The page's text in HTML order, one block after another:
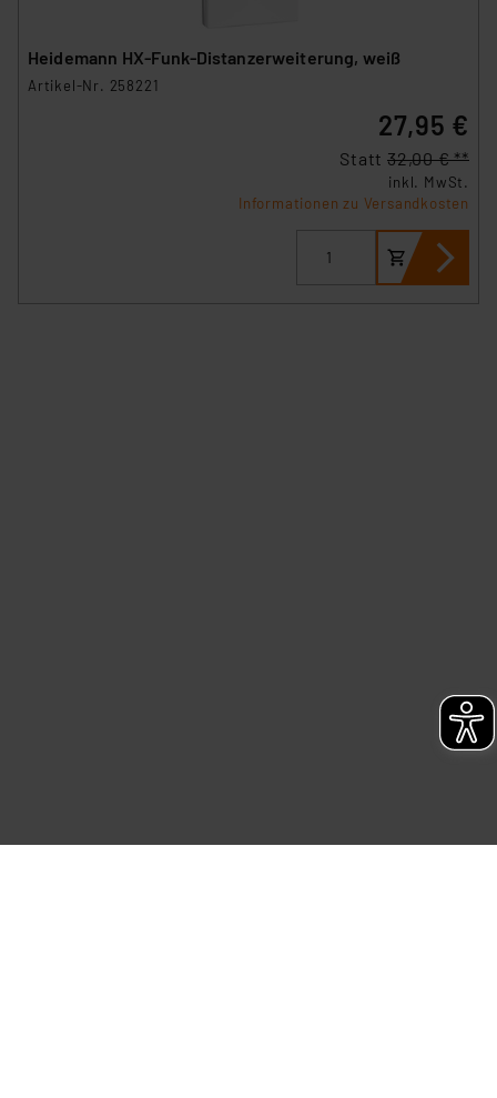
Heidemann HX-Funk-Distanzerweiterung, weiß
Artikel-Nr. 258221
27,95 €
Statt 32,00 € **
inkl. MwSt.
Informationen zu Versandkosten